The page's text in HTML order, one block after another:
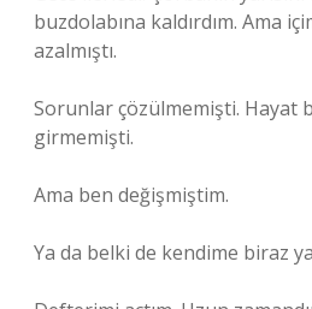
buzdolabına kaldırdım. Ama
azalmıştı.
Sorunlar çözülmemişti. Hayat
girmemişti.
Ama ben değişmiştim.
Ya da belki de kendime biraz